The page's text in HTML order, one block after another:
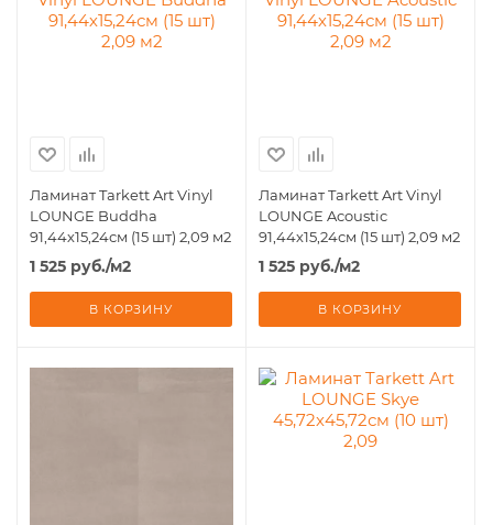
Ламинат Tarkett Art Vinyl
LOUNGE Buddha
91,44х15,24см (15 шт) 2,09 м2
1 525 руб./м2
В КОРЗИНУ
Ламинат Tarkett Art Vinyl
LOUNGE Acoustic
91,44х15,24см (15 шт) 2,09 м2
1 525 руб./м2
В КОРЗИНУ